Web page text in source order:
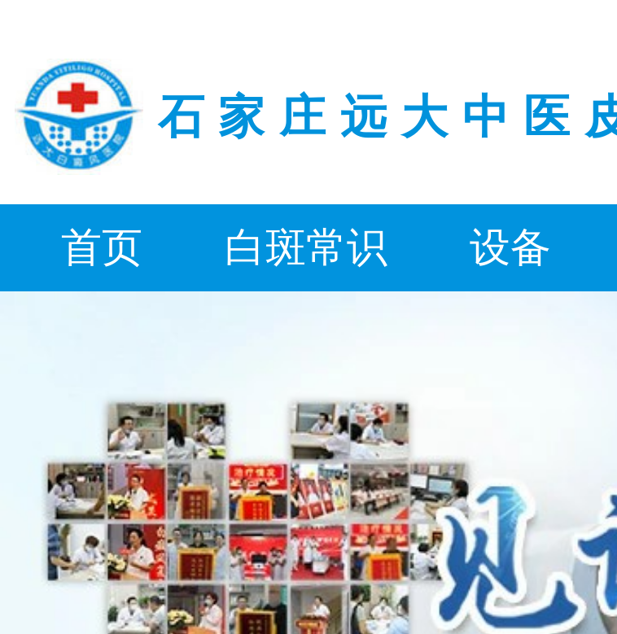
石家庄远大中医
首页 白斑常识 设备